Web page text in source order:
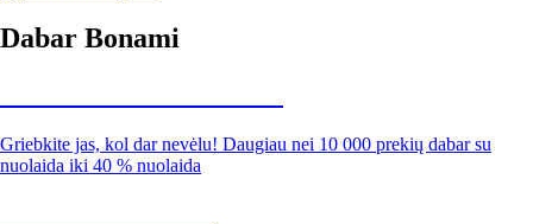
Dabar Bonami
Griebkite jas, kol dar nevėlu! Daugiau nei 10 000 prekių dabar su
nuolaida iki 40 % nuolaida